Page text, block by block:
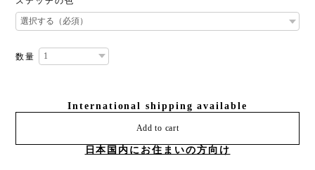
数量
International shipping available
Add to cart
日本国内にお住まいの方向け